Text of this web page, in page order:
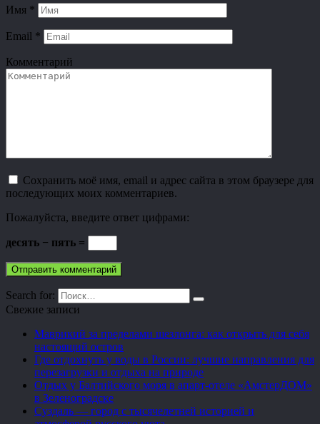
Имя *
Email *
Комментарий
Сохранить моё имя, email и адрес сайта в этом браузере для
последующих моих комментариев.
Пожалуйста, введите ответ цифрами:
десять − пять =
Search for:
Свежие записи
Маврикий за пределами шезлонга: как открыть для себя
настоящий остров
Где отдохнуть у воды в России: лучшие направления для
перезагрузки и отдыха на природе
Отдых у Балтийского моря в апарт-отеле «АмстерДОМ»
в Зеленоградске
Суздаль — город с тысячелетней историей и